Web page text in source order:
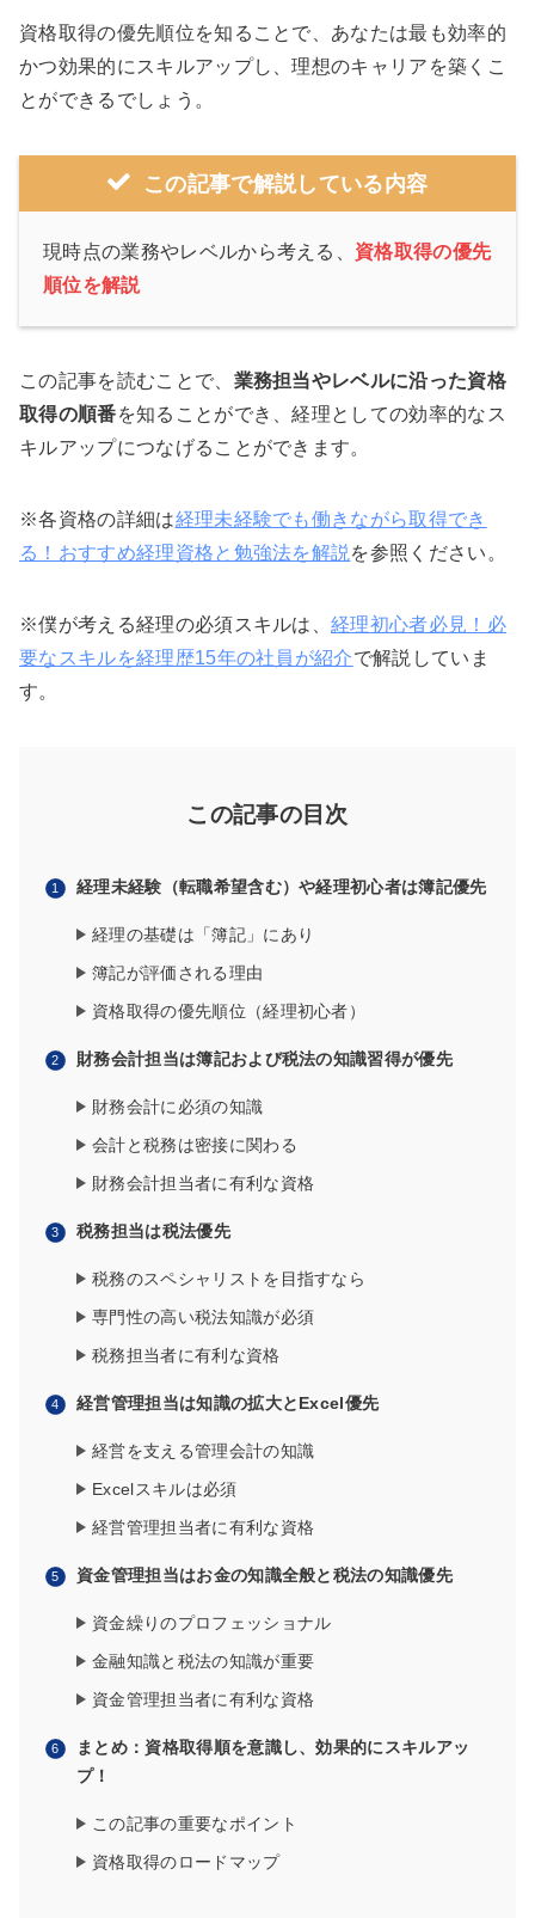
資格取得の優先順位を知ることで、あなたは最も効率的
かつ効果的にスキルアップし、理想のキャリアを築くこ
とができるでしょう。
この記事で解説している内容
現時点の業務やレベルから考える、 資格取得の優先
順位を解説
この記事を読むことで、 業務担当やレベルに沿った資格
取得の順番を知ることができ、経理としての効率的なス
キルアップにつなげることができます。
※各資格の詳細は経理未経験でも働きながら取得でき
る！おすすめ経理資格と勉強法を解説 を参照ください。
※僕が考える経理の必須スキルは、経理初心者必見！必
要なスキルを経理歴15年の社員が紹介で解説していま
す。
この記事の目次
経理未経験（転職希望含む）や経理初心者は簿記優先
経理の基礎は「簿記」にあり
簿記が評価される理由
資格取得の優先順位（経理初心者）
財務会計担当は簿記および税法の知識習得が優先
財務会計に必須の知識
会計と税務は密接に関わる
財務会計担当者に有利な資格
税務担当は税法優先
税務のスペシャリストを目指すなら
専門性の高い税法知識が必須
税務担当者に有利な資格
経営管理担当は知識の拡大とExcel優先
経営を支える管理会計の知識
Excelスキルは必須
経営管理担当者に有利な資格
資金管理担当はお金の知識全般と税法の知識優先
資金繰りのプロフェッショナル
金融知識と税法の知識が重要
資金管理担当者に有利な資格
まとめ：資格取得順を意識し、効果的にスキルアッ
プ！
この記事の重要なポイント
資格取得のロードマップ